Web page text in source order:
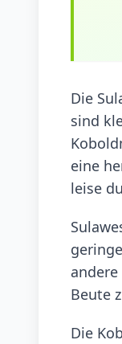
Die
sind
eine
leise
Beute
Die